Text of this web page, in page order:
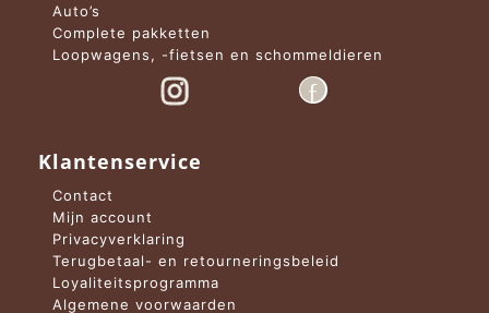
Auto’s
Complete pakketten
Loopwagens, -fietsen en schommeldieren
Klantenservice
Contact
Mijn account
Privacyverklaring
Terugbetaal- en retourneringsbeleid
Loyaliteitsprogramma
Algemene voorwaarden